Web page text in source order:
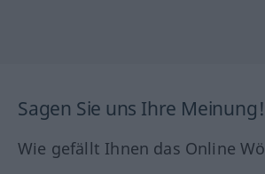
Sagen Sie uns Ihre Meinung!
Wie gefällt Ihnen das Online